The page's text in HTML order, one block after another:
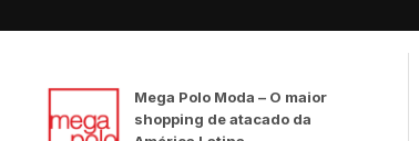
Mega Polo Moda – O maior
shopping de atacado da